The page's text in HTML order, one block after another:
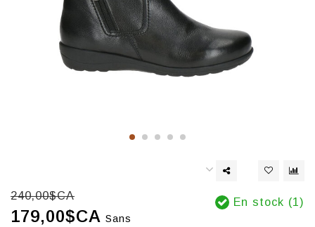
240,00$CA
179,00$CA Sans
En stock (1)